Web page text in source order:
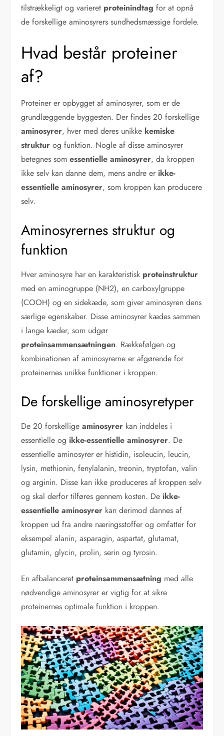
tilstrækkeligt og varieret proteinindtag for at opnå
de forskellige aminosyrers sundhedsmæssige fordele.
Hvad består proteiner
af?
Proteiner er opbygget af aminosyrer, som er de
grundlæggende byggesten. Der findes 20 forskellige
aminosyrer, hver med deres unikke kemiske
struktur og funktion. Nogle af disse aminosyrer
betegnes somessentielle aminosyrer, da kroppen
ikke selv kan danne dem, mens andre er ikke-
essentielle aminosyrer, som kroppen kan producere
selv.
Aminosyrernes struktur og
funktion
Hver aminosyre har en karakteristisk proteinstruktur
med en aminogruppe (NH2), en carboxylgruppe
(COOH) og en sidekæde, som giver aminosyren dens
særlige egenskaber. Disse aminosyrer kædes sammen
i lange kæder, som udgør
proteinsammensætningen. Rækkefølgen og
kombinationen af aminosyrerne er afgørende for
proteinernes unikke funktioner i kroppen.
De forskellige aminosyretyper
De 20 forskelligeaminosyrer kan inddeles i
essentielle og ikke-essentielle aminosyrer. De
essentielle aminosyrer er histidin, isoleucin, leucin,
lysin, methionin, fenylalanin, treonin, tryptofan, valin
og arginin. Disse kan ikke produceres af kroppen selv
og skal derfor tilføres gennem kosten. De ikke-
essentielle aminosyrer kan derimod dannes af
kroppen ud fra andre næringsstoffer og omfatter for
eksempel alanin, asparagin, aspartat, glutamat,
glutamin, glycin, prolin, serin og tyrosin.
En afbalanceret proteinsammensætning med alle
nødvendige aminosyrer er vigtig for at sikre
proteinernes optimale funktion i kroppen.